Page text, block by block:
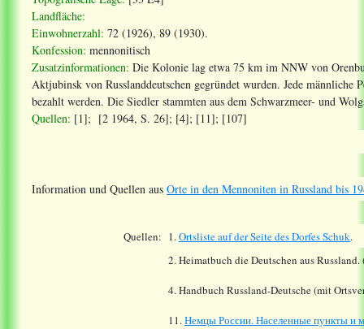
Landfläche:
Einwohnerzahl: 72 (1926), 89 (1930).
Konfession: mennonitisch
Zusatzinformationen: Die Kolonie lag etwa 75 km im NNW von
Aktjubinsk von Russlanddeutschen gegründet wurden. Jede männliche
bezahlt werden. Die Siedler stammten aus dem Schwarzmeer- und
Quellen: [1]; [2 1964, S. 26]; [4]; [11]; [107]
Information und Quellen aus Orte in den Mennoniten in Russland bis
Quellen: 1.Ortsliste auf der Seite des DorfesSchuk.
2. Heimatbuch die Deutschen aus
4. Handbuch Russland-Deutsche (mit
11.Немцы России. Населенные пункты и